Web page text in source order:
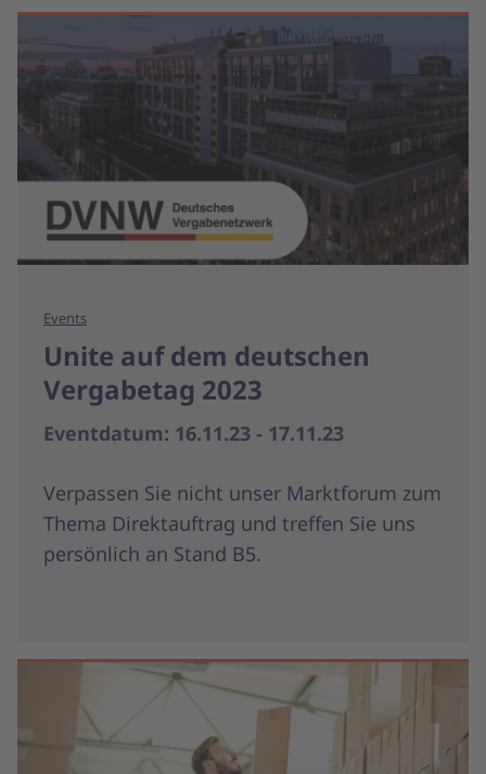
Events
Unite auf dem deutschen
Vergabetag 2023
Eventdatum: 16.11.23 - 17.11.23
Verpassen Sie nicht unser Marktforum zum
Thema Direktauftrag und treffen Sie uns
persönlich an Stand B5.